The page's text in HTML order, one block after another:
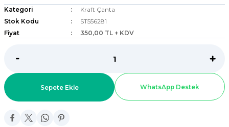
Kapları
Kategori
Kraft Çanta
Stok Kodu
ST556281
Fiyat
350,00 TL + KDV
Sepete Ekle WhatsApp Destek